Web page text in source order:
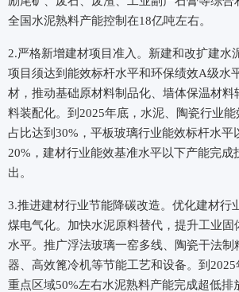
全国水泥熟料产能控制在18亿吨左右。
2.严格新增建材项目准入。新建和改扩建水
项目须达到能效标杆水平和环保绩效A级水
材，推动基础原材料制品化、墙体保温材料
料装配化。到2025年底，水泥、陶瓷行业
占比达到30%，平板玻璃行业能效标杆水平
20%，建材行业能效基准水平以下产能完成
出。
3.推进建材行业节能降碳改造。优化建材行
煤电气化。加快水泥原料替代，提升工业固
水平。推广浮法玻璃一窑多线、陶瓷干法制
器、高效篦冷机等节能工艺和设备。到
重点区域50%左右水泥熟料产能完成超低